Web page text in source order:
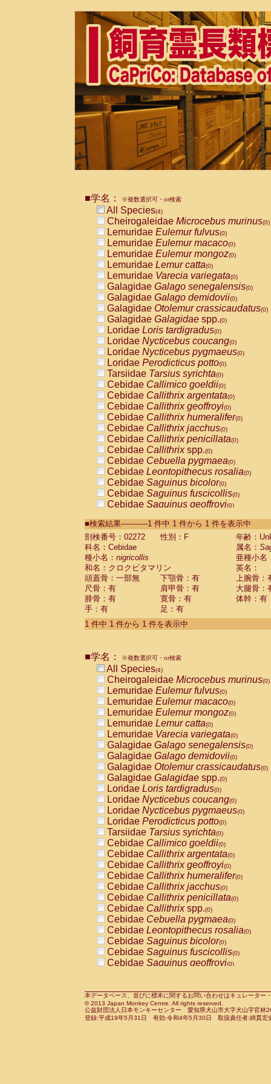
■学名： ※複数選択可・or検索
All Species(4)
Cheirogaleidae Microcebus murinus(0)
Lemuridae Eulemur fulvus(0)
Lemuridae Eulemur macaco(0)
Lemuridae Eulemur mongoz(0)
Lemuridae Lemur catta(0)
Lemuridae Varecia variegata(0)
Galagidae Galago senegalensis(0)
Galagidae Galago demidovii(0)
Galagidae Otolemur crassicaudatus(0)
Galagidae Galagidae spp.(0)
Loridae Loris tardigradus(0)
Loridae Nycticebus coucang(0)
Loridae Nycticebus pygmaeus(0)
Loridae Perodicticus potto(0)
Tarsiidae Tarsius syrichta(0)
Cebidae Callimico goeldii(0)
Cebidae Callithrix argentata(0)
Cebidae Callithrix geoffroyi(0)
Cebidae Callithrix humeralifer(0)
Cebidae Callithrix jacchus(0)
Cebidae Callithrix penicillata(0)
Cebidae Callithrixspp.(0)
Cebidae Cebuella pygmaea(0)
Cebidae Leontopithecus rosalia(0)
Cebidae Saguinus bicolor(0)
Cebidae Saguinus fuscicollis(0)
Cebidae Saguinus geoffroyi(0)
CebidaeSaguinus labiatus(0)
Cebidae Saguinus leucopus (0)
Cebidae
CebidaeSaguinus mystax
CebidaeSaguinus nigricollis (1)
Cebidae Saguinus oedipus
Cebidae Saguinus weddelli
Cebidae Saguinusspp.
Cebidae Aotus trivirgatus
Cebidae Cebus albifrons
CebidaeCebus nigrivittatus
CebidaeCebus
CebidaeSaimiri boliviensis(0)
CebidaeSaimiri sciureus(0)
AtelidaeAlouatta caraya(0)
AtelidaeAlouatta fusca(0)
AtelidaeAlouatta seniculus
AtelidaeAlouattaspp.(0)
AtelidaeAteles belzebuth(0)
AtelidaeAteles geoffroyi(0)
AtelidaeAteles paniscus(0)
AtelidaeAtelesspp.(0)
Atelidae Lagothrix lagothricha
AtelidaeLagothrix lagothricha cana
PitheciidaeCacajao calvus
PitheciidaeCallicebus cupreus
PitheciidaeCallicebus donacophilus
PitheciidaeCallicebus moloch
PitheciidaeCallicebus torquatus
PitheciidaeCallicebusspp.(0)
PitheciidaeChiropotes satanas(0)
PitheciidaePithecia monachus
PitheciidaePithecia pithecia(0)
CercopithecidaeCercocebus agilis
CercopithecidaeCercocebus
CercopithecidaeCercocebus
CercopithecidaeCercocebus
CercopithecidaeCercocebus
CercopithecidaeCercocebushybrid
CercopithecidaePapio anubis(0)
CercopithecidaePapio cynocephalus
CercopithecidaePapio hamadryas(0)
■検索結果-----------1 件中 1 件から 1 件を表示中
剖検番号：02272
性別：F
年齢：
科名：Cebidae
属名：
種小名： nigricollis
亜種小名
和名：クロクビタマリン
英名：
頭蓋骨：一部無
下顎骨：有
上腕骨：
尺骨：有
肩甲骨：有
大腿骨：
腓骨：有
寛骨：有
体幹：有
手：有
足：有
1 件中 1 件から 1 件を表示中
■学名： ※複数選択可・or検索
All Species(4)
Cheirogaleidae Microcebus murinus(0)
Lemuridae Eulemur fulvus(0)
Lemuridae Eulemur macaco(0)
Lemuridae Eulemur mongoz(0)
Lemuridae Lemur catta(0)
Lemuridae Varecia variegata(0)
Galagidae Galago senegalensis(0)
Galagidae Galago demidovii(0)
Galagidae Otolemur crassicaudatus(0)
Galagidae Galagidae spp.(0)
Loridae Loris tardigradus(0)
Loridae Nycticebus coucang(0)
Loridae Nycticebus pygmaeus(0)
Loridae Perodicticus potto(0)
Tarsiidae Tarsius syrichta(0)
Cebidae Callimico goeldii(0)
Cebidae Callithrix argentata(0)
Cebidae Callithrix geoffroyi(0)
Cebidae Callithrix humeralifer(0)
Cebidae Callithrix jacchus(0)
Cebidae Callithrix penicillata(0)
Cebidae Callithrixspp.(0)
Cebidae Cebuella pygmaea(0)
Cebidae Leontopithecus rosalia(0)
Cebidae Saguinus bicolor(0)
Cebidae Saguinus fuscicollis(0)
Cebidae Saguinus geoffroyi(0)
CebidaeSaguinus leucopus(0)
CebidaeSaguinus midas(0)
Cebidae Saguinus mystax(0)
本データベース、並びに標本に関するお問い合わせはキュレータ
© 2013 Japan Monkey Centre. All rights reserved.
公益財団法人日本モンキーセンター 愛知県犬山市大字犬山字官
登録:平成19年5月31日 有効:令和4年5月30日 取扱責任者:綿貫宏